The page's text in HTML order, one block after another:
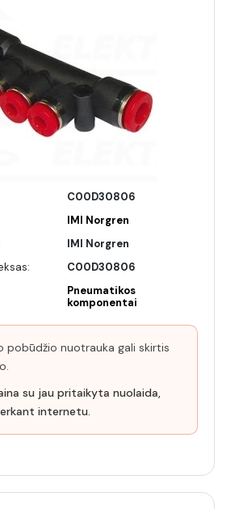
C00D30806
IMI Norgren
IMI Norgren
C00D30806
Pneumatikos
komponentai
pobūdžio nuotrauka gali skirtis
su jau pritaikyta nuolaida,
internetu.